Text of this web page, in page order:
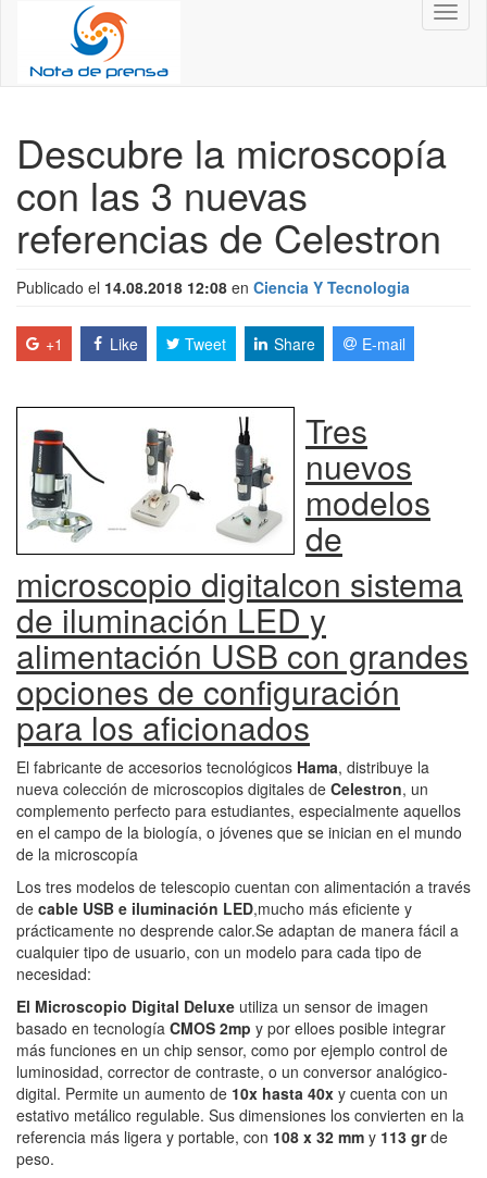
Descubre la microscopía
con las 3 nuevas
referencias de Celestron
Publicado el 14.08.2018 12:08 en Ciencia Y Tecnologia
+1 Like Tweet Share E-mail
Tres
nuevos
modelos
de
microscopio digitalcon sistema
de iluminación LED y
alimentación USB con grandes
opciones de configuración
para los aficionados
El fabricante de accesorios tecnológicos Hama, distribuye la
nueva colección de microscopios digitales de Celestron, un
complemento perfecto para estudiantes, especialmente aquellos
en el campo de la biología, o jóvenes que se inician en el mundo
de la microscopía
Los tres modelos de telescopio cuentan con alimentación a través
de cable USB e iluminación LED,mucho más eficiente y
prácticamente no desprende calor.Se adaptan de manera fácil a
cualquier tipo de usuario, con un modelo para cada tipo de
necesidad:
El Microscopio Digital Deluxe utiliza un sensor de imagen
basado en tecnología CMOS 2mp y por elloes posible integrar
más funciones en un chip sensor, como por ejemplo control de
luminosidad, corrector de contraste, o un conversor analógico-
digital. Permite un aumento de 10x hasta 40x y cuenta con un
estativo metálico regulable. Sus dimensiones los convierten en la
referencia más ligera y portable, con 108 x 32 mm y 113 grde
peso.